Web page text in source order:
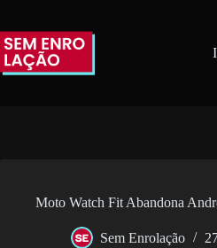
o
conteúdo
Moto Watch Fit Abandona
Sem Enrolação